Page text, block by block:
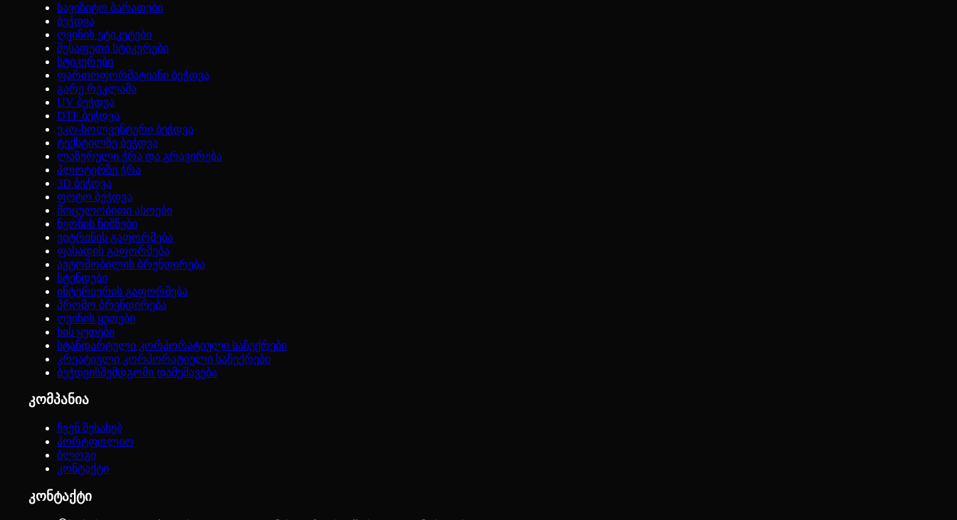
სავიზიტო ბარათები
ბეჭდვა
ღვინის ეტიკეტები
შესაფუთი სტიკერები
სტიკერები
ფართოფორმატიანი ბეჭდვა
გარე რეკლამა
UV ბეჭდვა
DTF ბეჭდვა
ეკო-სოლვენტური ბეჭდვა
ტექსტილზე ბეჭდვა
ლაზერული ჭრა და გრავირება
პლოტერზე ჭრა
3D ბეჭდვა
ფოტო ბეჭდვა
მოცულობითი ასოები
ნეონის ნიშნები
ვიტრინის გაფორმება
ფასადის გაფორმება
ავტომობილის ბრენდირება
სტენდები
ინტერიერის გაფორმება
პრომო ბრენდირება
ღვინის ყუთები
ხის ყუთები
სტანდარტული კორპორატიული საჩუქრები
კრეატიული კორპორატიული საჩუქრები
ბეჭდვისშემდგომი დამუშავება
კომპანია
ჩვენ შესახებ
პორტფოლიო
ბლოგი
კონტაქტი
კონტაქტი